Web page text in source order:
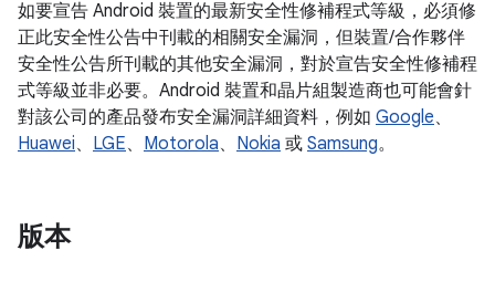
如要宣告 Android 裝置的最新安全性修補程式等級，必須修
正此安全性公告中刊載的相關安全漏洞，但裝置/合作夥伴
安全性公告所刊載的其他安全漏洞，對於宣告安全性修補程
式等級並非必要。Android 裝置和晶片組製造商也可能會針
對該公司的產品發布安全漏洞詳細資料，例如 Google、
Huawei、 LGE、 Motorola、 Nokia 或 Samsung。
版本